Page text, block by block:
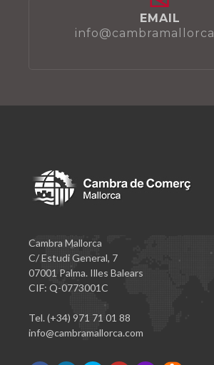
EMAIL
Cambra Mallorca
C/ Estudi General, 7
07001 Palma. Illes Balears
CIF: Q-0773001C
Tel. (+34) 971 71 01 88
info@cambramallorca.com